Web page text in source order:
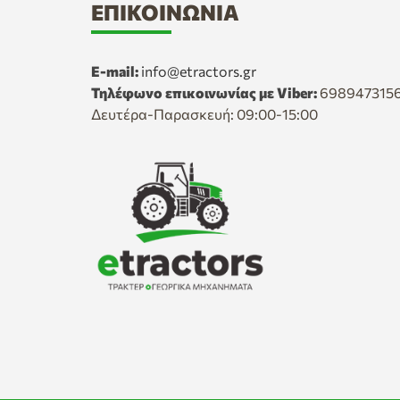
ΕΠΙΚΟΙΝΩΝΊΑ
E-mail: info@etractors.gr
Τηλέφωνο επικοινωνίας με Viber:
Δευτέρα-Παρασκευή: 09:00-15:00